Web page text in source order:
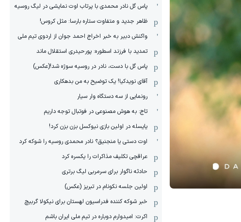
پاس گل نادر محمدی با پرتاب اوت نمایشی در لیگ روسیه
ظاهر جدید و متفاوت ستاره بارسا: مثل کروس!
واکنش دبیر به خبر اخراج احمد جوان از اردوی تیم ملی
تمدید با فرزند اسطوره: پورحیدری استقلال ماند
پاس گل با دست، نادر در روسیه سوژه شد!(عکس)
آقای نویدکیا! یک توضیح به من بدهکاری
رونمایی از سه دستگاه وار سیار
تاج: به هوش مصنوعی در فوتبال توجه داریم
یایسله در اولین بازی نیوکسل بزن بزن کرد!
اوت دستی یا منجنیق؟ نادر محمدی روسیه را شوکه کرد
عراقچی تکلیف مذاکرات را یکسره کرد
حادثه ناگوار برای سرمربی لیگ برتری
اولین جلسه نکونام در تبریز (عکس)
خبر شوکه کننده فدراسیون لهستان برای نیکولا گربیچ
اکرت: امیدوارم دوباره در تیم ملی ایران باشم